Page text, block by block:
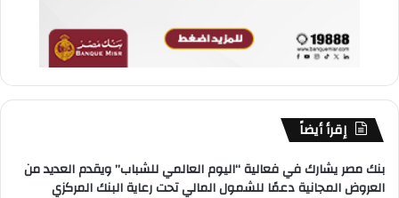
إقرأ أيضاً
بنك مصر يشارك في فعالية “اليوم العالمي للشباب” ويقدم العديد من
العروض المجانية دعمًا للشمول المالي تحت رعاية البنك المركزي